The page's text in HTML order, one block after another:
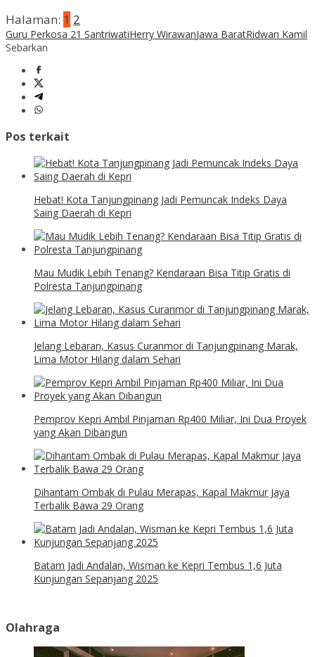
Halaman: 1 2
Guru Perkosa 21 SantriwatiHerry WirawanJawa BaratRidwan Kamil
Sebarkan
Pos terkait
Hebat! Kota Tanjungpinang Jadi Pemuncak Indeks Daya
Saing Daerah di Kepri
Mau Mudik Lebih Tenang? Kendaraan Bisa Titip Gratis di
Polresta Tanjungpinang
Jelang Lebaran, Kasus Curanmor di Tanjungpinang Marak,
Lima Motor Hilang dalam Sehari
Pemprov Kepri Ambil Pinjaman Rp400 Miliar, Ini Dua Proyek
yang Akan Dibangun
Dihantam Ombak di Pulau Merapas, Kapal Makmur Jaya
Terbalik Bawa 29 Orang
Batam Jadi Andalan, Wisman ke Kepri Tembus 1,6 Juta
Kunjungan Sepanjang 2025
Olahraga